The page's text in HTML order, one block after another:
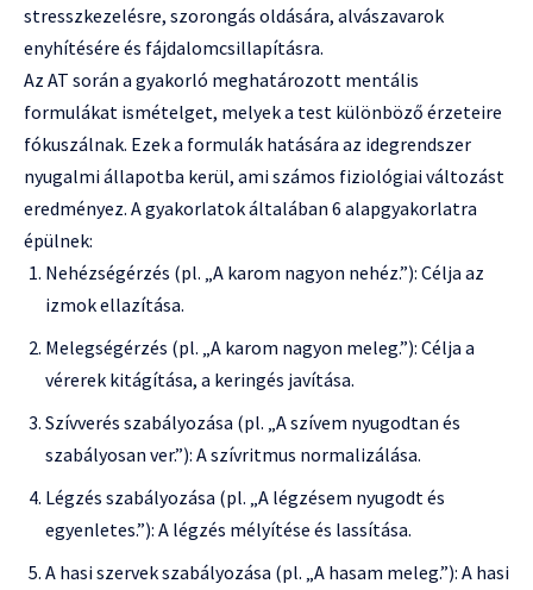
stresszkezelésre, szorongás oldására, alvászavarok
enyhítésére és fájdalomcsillapításra.
Az AT során a gyakorló meghatározott mentális
formulákat ismételget, melyek a test különböző érzeteire
fókuszálnak. Ezek a formulák hatására az idegrendszer
nyugalmi állapotba kerül, ami számos fiziológiai változást
eredményez. A gyakorlatok általában 6 alapgyakorlatra
épülnek:
Nehézségérzés (pl. „A karom nagyon nehéz.”): Célja az
izmok ellazítása.
Melegségérzés (pl. „A karom nagyon meleg.”): Célja a
vérerek kitágítása, a keringés javítása.
Szívverés szabályozása (pl. „A szívem nyugodtan és
szabályosan ver.”): A szívritmus normalizálása.
Légzés szabályozása (pl. „A légzésem nyugodt és
egyenletes.”): A légzés mélyítése és lassítása.
A hasi szervek szabályozása (pl. „A hasam meleg.”): A hasi